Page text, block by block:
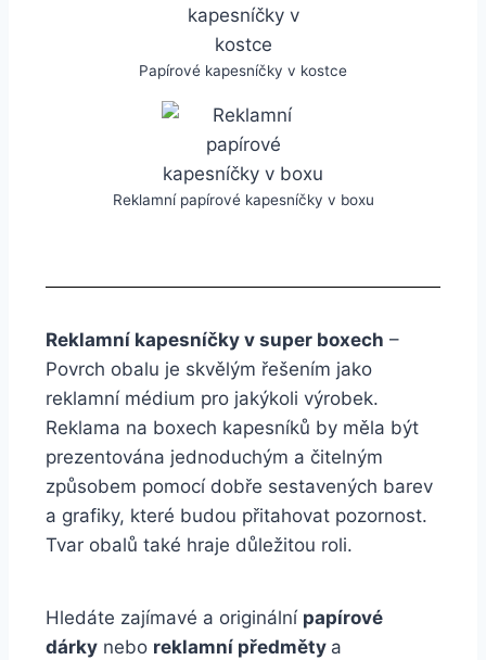
Papírové kapesníčky v kostce
Reklamní papírové kapesníčky v boxu
Reklamní kapesníčky v super boxech –
Povrch obalu je skvělým řešením jako
reklamní médium pro jakýkoli výrobek.
Reklama na boxech kapesníků by měla být
prezentována jednoduchým a čitelným
způsobem pomocí dobře sestavených barev
a grafiky, které budou přitahovat pozornost.
Tvar obalů také hraje důležitou roli.
Hledáte zajímavé a originální papírové
dárky nebo reklamní předměty a